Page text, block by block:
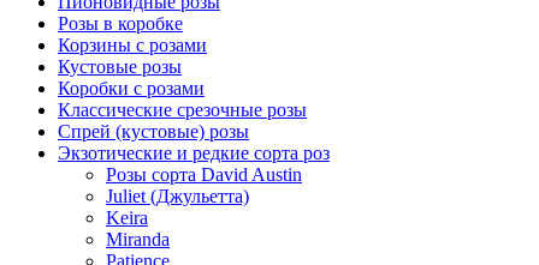
Розы в коробке
Корзины с розами
Кустовые розы
Коробки с розами
Классические срезочные розы
Спрей (кустовые) розы
Экзотические и редкие сорта роз
Розы сорта David Austin
Juliet (Джульетта)
Keira
Miranda
Patience